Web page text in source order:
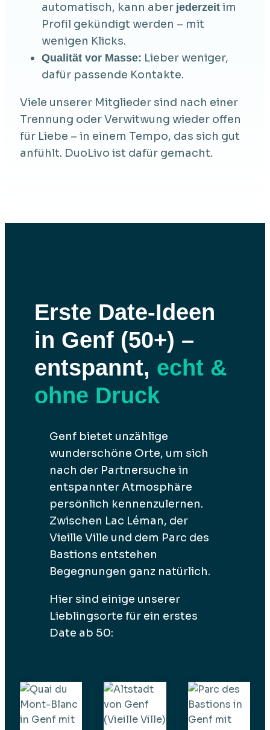
automatisch, kann aber jederzeitim
Profil gekündigt werden – mit
wenigen Klicks.
Qualität vor Masse: Lieber weniger,
dafür passende Kontakte.
Viele unserer Mitglieder sind nach einer
Trennung oder Verwitwung wieder offen
für Liebe – in einem Tempo, das sich gut
anfühlt. DuoLivo ist dafür gemacht.
Erste Date-Ideen
in Genf (50+) –
entspannt, echt &
ohne Druck
Genf bietet unzählige
wunderschöne Orte, um sich
nach der Partnersuche in
entspannter Atmosphäre
persönlich kennenzulernen.
Zwischen Lac Léman, der
Vieille Ville und dem Parc des
Bastions entstehen
Begegnungen ganz natürlich.
Hier sind einige unserer
Lieblingsorte für ein erstes
Date ab 50: